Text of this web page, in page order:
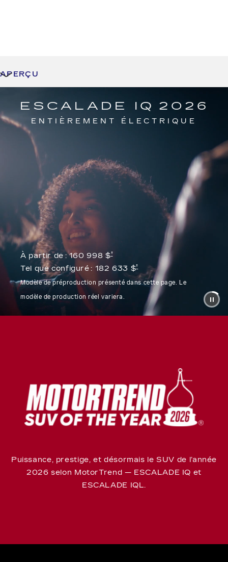
APERÇU
ESCALADE IQ 2026
ENTIÈREMENT ÉLECTRIQUE
À partir de :160 998 $†
Tel que configuré : 182 633 $†
Modèle de préproduction présenté dans cette page. Le
modèle de production réel variera.
Puissance, prestige, et désormais le SUV de l’année
2026 selon MotorTrend — ESCALADE IQ et
ESCALADE IQL.